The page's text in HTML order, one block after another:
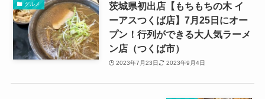
グルメ
茨城県初出店【もちもちの木 イ
ーアスつくば店】7月25日にオー
プン！行列ができる大人気ラーメ
ン店（つくば市）
2023年7月23日 2023年9月4日